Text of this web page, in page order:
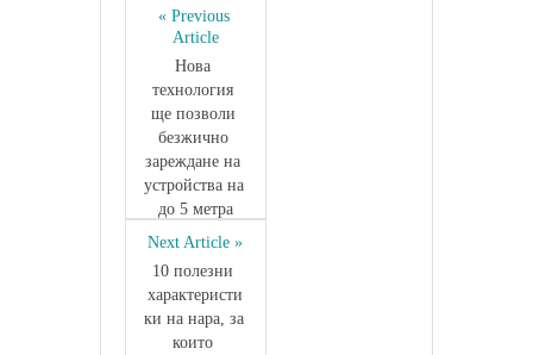
« Previous
Article
Нова
технология
ще позволи
безжично
зареждане на
устройства на
до 5 метра
Next Article »
10 полезни
характеристи
ки на нара, за
които